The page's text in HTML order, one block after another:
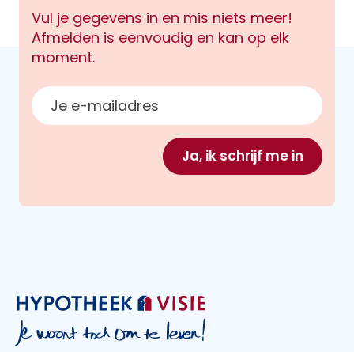
Vul je gegevens in en mis niets meer!
Afmelden is eenvoudig en kan op elk
moment.
E-mailadres
Ja, ik schrijf me in